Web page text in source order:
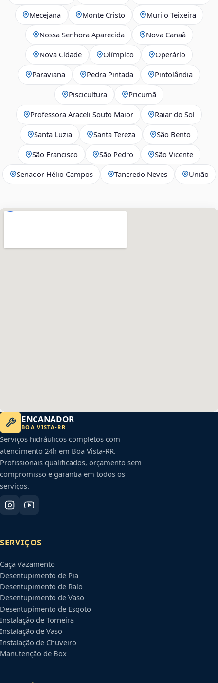
Mecejana Monte Cristo Murilo Teixeira
Nossa Senhora Aparecida Nova Canaã
Nova Cidade Olímpico Operário
Paraviana Pedra Pintada Pintolândia
Piscicultura Pricumã
Professora Araceli Souto Maior Raiar do Sol
Santa Luzia Santa Tereza São Bento
São Francisco São Pedro São Vicente
Senador Hélio Campos Tancredo Neves União
ENCANADOR
BOA VISTA-RR
Serviços hidráulicos completos com
atendimento 24h em Boa Vista-RR.
Profissionais qualificados, orçamento sem
compromisso e garantia em todos os
serviços.
SERVIÇOS
Caça Vazamento
Desentupimento de Pia
Desentupimento de Ralo
Desentupimento de Vaso
Desentupimento de Esgoto
Instalação de Torneira
Instalação de Vaso
Instalação de Chuveiro
Manutenção de Box